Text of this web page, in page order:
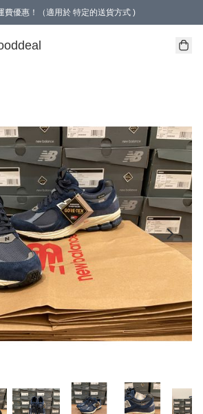
費優惠！（適用於 特定的送貨方式 )